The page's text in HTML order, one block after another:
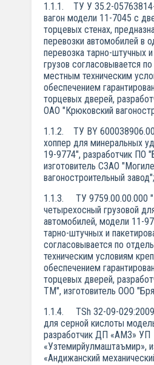
1.1.1. ТУ У 35.2-
вагон модели 11-7045 с
торцевых стенах,
перевозки автомобилей в
перевозка тарно-штучных
грузов согласовывается
местным техническим
обеспечением
торцевых дверей,
ОАО "Крюковский
1.1.2. ТУ BY
хоппер для минеральных
19-9774", разработчик ПО
изготовитель СЗАО
вагоностроительный завод";
1.1.3. ТУ 9759.00.00.000
четырехосный грузовой
автомобилей, модели 11-
тарно-штучных и
согласовывается по
техническим условиям
обеспечением
торцевых дверей,
ТМ", изготовитель ООО
1.1.4. TSh 32-09-029:2009
для серной кислоты
разработчик ДП «АМЗ» УП
«Узтемирйулмаштаъмир»,
«Андижанский